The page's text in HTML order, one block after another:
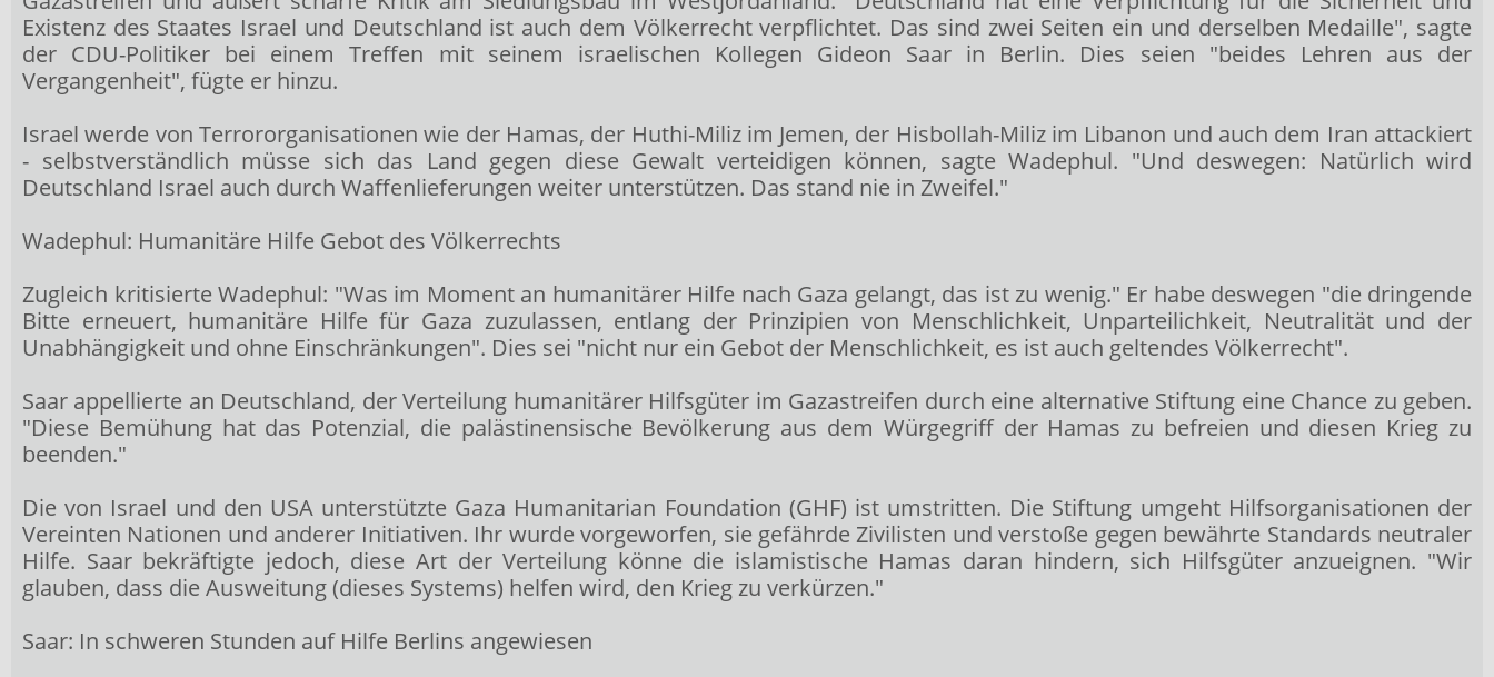
Existenz des Staates Israel und Deutschland ist auch dem Völkerrecht verpflichtet. Das sind zwei Seiten ein und derselben Medaille", sagte
der CDU-Politiker bei einem Treffen mit seinem israelischen Kollegen Gideon Saar in Berlin. Dies seien "beides Lehren aus der
Vergangenheit", fügte er hinzu.
Israel werde von Terrororganisationen wie der Hamas, der Huthi-Miliz im Jemen, der Hisbollah-Miliz im Libanon und auch dem Iran attackiert
- selbstverständlich müsse sich das Land gegen diese Gewalt verteidigen können, sagte Wadephul. "Und deswegen: Natürlich wird
Deutschland Israel auch durch Waffenlieferungen weiter unterstützen. Das stand nie in Zweifel."
Wadephul: Humanitäre Hilfe Gebot des Völkerrechts
Zugleich kritisierte Wadephul: "Was im Moment an humanitärer Hilfe nach Gaza gelangt, das ist zu wenig." Er habe deswegen "die dringende
Bitte erneuert, humanitäre Hilfe für Gaza zuzulassen, entlang der Prinzipien von Menschlichkeit, Unparteilichkeit, Neutralität und der
Unabhängigkeit und ohne Einschränkungen". Dies sei "nicht nur ein Gebot der Menschlichkeit, es ist auch geltendes Völkerrecht".
Saar appellierte an Deutschland, der Verteilung humanitärer Hilfsgüter im Gazastreifen durch eine alternative Stiftung eine Chance zu geben.
"Diese Bemühung hat das Potenzial, die palästinensische Bevölkerung aus dem Würgegriff der Hamas zu befreien und diesen Krieg zu
beenden."
Die von Israel und den USA unterstützte Gaza Humanitarian Foundation (GHF) ist umstritten. Die Stiftung umgeht Hilfsorganisationen der
Vereinten Nationen und anderer Initiativen. Ihr wurde vorgeworfen, sie gefährde Zivilisten und verstoße gegen bewährte Standards neutraler
Hilfe. Saar bekräftigte jedoch, diese Art der Verteilung könne die islamistische Hamas daran hindern, sich Hilfsgüter anzueignen. "Wir
glauben, dass die Ausweitung (dieses Systems) helfen wird, den Krieg zu verkürzen."
Saar: In schweren Stunden auf Hilfe Berlins angewiesen